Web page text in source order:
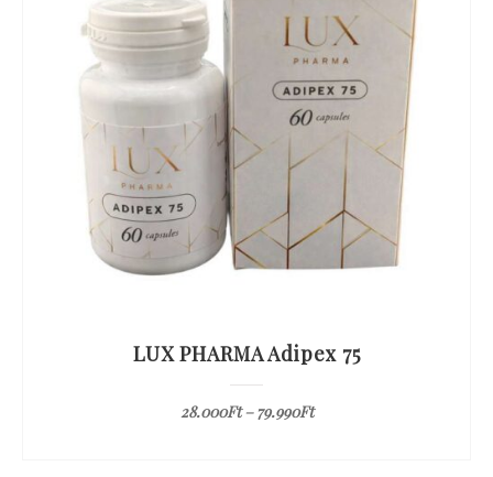
LUX PHARMA Adipex 75
28.000Ft–79.990Ft